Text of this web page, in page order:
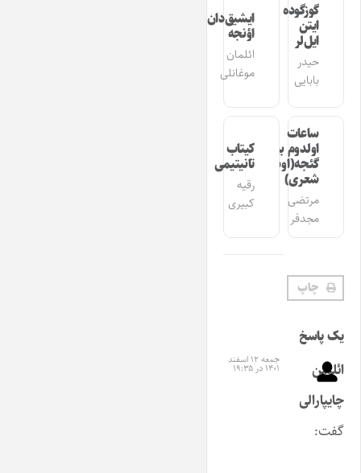
گوزگوده
ایتن
ایل‌لر
حیدر
بابایی
ایشیق‌دان
اؤنجه
ائلمان
موغانلی
ساعات
اولدوم بیر
گئجه(اوشاق
شعری)
مرتضی
مجدفر
کیتاب
تانیتیمی
رقیه
کبیری
چاپ
یک پاسخ
ائلشن
چایپارالی
گفت:
جمعه ۱۲ اسفند
۱۴۰۱ در ۱۹:۳۵